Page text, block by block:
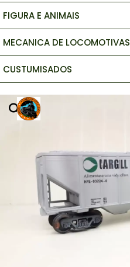
FIGURA E ANIMAIS
MECANICA DE LOCOMOTIVAS
CUSTUMISADOS